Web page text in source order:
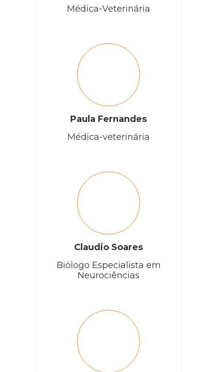
Médica-Veterinária
Paula Fernandes
Médica-veterinária
Claudio Soares
Biólogo Especialista em
Neurociências